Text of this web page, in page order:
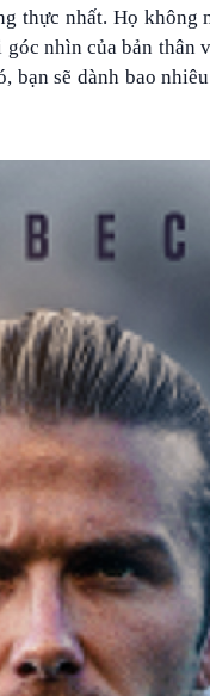
thực nhất. Họ không
nhìn của bản thân
bạn sẽ dành bao